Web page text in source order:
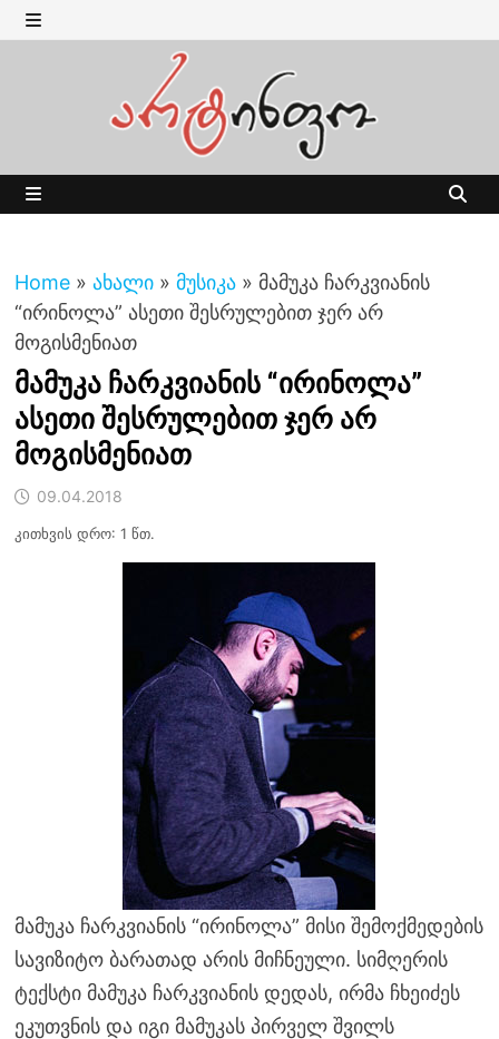
Skip
to MENU
Home » ახალი » მუსიკა » მამუკა ჩარკვიანის
“ირინოლა” ასეთი შესრულებით ჯერ არ
მოგისმენიათ
მამუკა ჩარკვიანის “ირინოლა”
ასეთი შესრულებით ჯერ არ
მოგისმენიათ
09.04.2018
კითხვის დრო: 1 წთ.
მამუკა ჩარკვიანის “ირინოლა” მისი შემოქმედების
სავიზიტო ბარათად არის მიჩნეული. სიმღერის
ტექსტი მამუკა ჩარკვიანის დედას, ირმა ჩხეიძეს
ეკუთვნის და იგი მამუკას პირველ შვილს